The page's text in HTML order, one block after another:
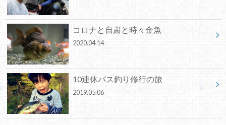
コロナと自粛と時々金魚
2020.04.14
10連休バス釣り修行の旅
2019.05.06